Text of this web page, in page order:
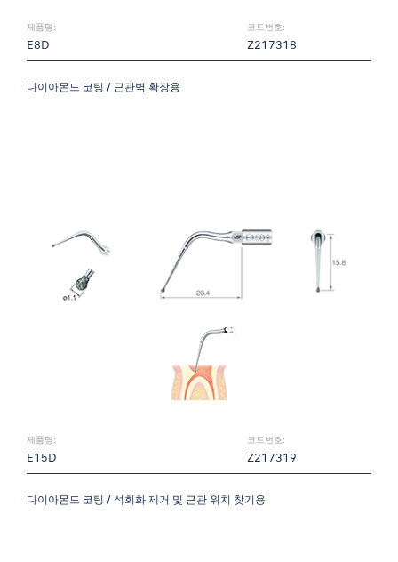
제품명:
E8D
코드번호:
Z217318
다이아몬드 코팅 / 근관벽 확장용
제품명:
E15D
코드번호:
Z217319
다이아몬드 코팅 / 석회화 제거 및 근관 위치 찾기용